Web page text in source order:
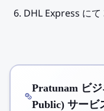
DHL Express に
Pratunam ビ
Public) サービ